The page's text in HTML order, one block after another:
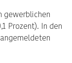
gewerblichen
Prozent). In den